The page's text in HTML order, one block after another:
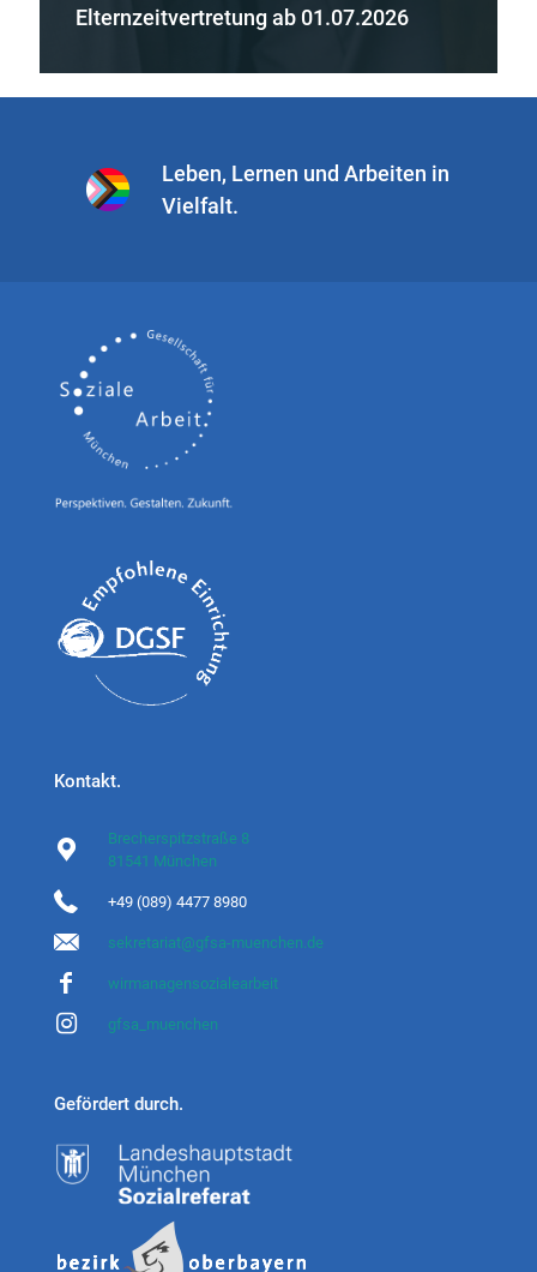
Elternzeitvertretung ab 01.07.2026
Leben, Lernen und Arbeiten in
Vielfalt.
Kontakt.
Brecherspitzstraße 8
81541 München
+49 (089) 4477 8980
sekretariat@gfsa-muenchen.de
wirmanagensozialearbeit
gfsa_muenchen
Gefördert durch.